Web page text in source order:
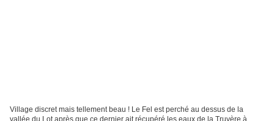
Village discret mais tellement beau ! Le Fel est perché au dessus de la
vallée du Lot après que ce dernier ait récupéré les eaux de la Truyère à